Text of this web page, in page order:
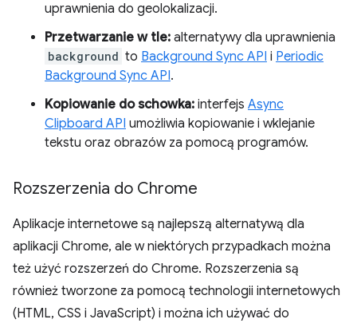
uprawnienia do geolokalizacji.
Przetwarzanie w tle: alternatywy dla uprawnienia
background to Background Sync API i Periodic
Background Sync API.
Kopiowanie do schowka: interfejs Async
Clipboard API umożliwia kopiowanie i wklejanie
tekstu oraz obrazów za pomocą programów.
Rozszerzenia do Chrome
Aplikacje internetowe są najlepszą alternatywą dla
aplikacji Chrome, ale w niektórych przypadkach można
też użyć rozszerzeń do Chrome. Rozszerzenia są
również tworzone za pomocą technologii internetowych
(HTML, CSS i JavaScript) i można ich używać do